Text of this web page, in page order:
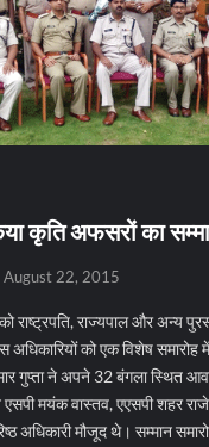
कृति अफसरों का
August 22, 2015
राष्ट्रपति, राज्यपाल और अन्य
अधिकारियों को एक विशेष समारोह
गुप्ता ने अपने 32 बंगला स्थित
एसपी मयंक वास्तव, एएसपी शहर
अधिकारी मौजूद थे। सम्मान